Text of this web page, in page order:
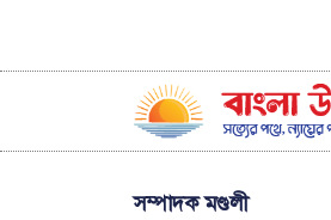
সম্পাদক মণ্ডলী